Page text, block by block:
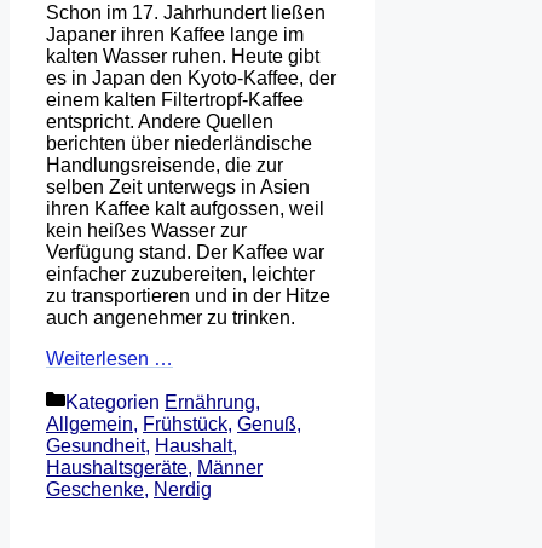
Schon im 17. Jahrhundert ließen
Japaner ihren Kaffee lange im
kalten Wasser ruhen. Heute gibt
es in Japan den Kyoto-Kaffee, der
einem kalten Filtertropf-Kaffee
entspricht. Andere Quellen
berichten über niederländische
Handlungsreisende, die zur
selben Zeit unterwegs in Asien
ihren Kaffee kalt aufgossen, weil
kein heißes Wasser zur
Verfügung stand. Der Kaffee war
einfacher zuzubereiten, leichter
zu transportieren und in der Hitze
auch angenehmer zu trinken.
Weiterlesen …
Kategorien Ernährung,
Allgemein, Frühstück, Genuß,
Gesundheit, Haushalt,
Haushaltsgeräte, Männer
Geschenke, Nerdig